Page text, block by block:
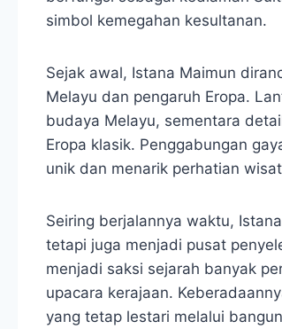
simbol kemegahan kesultanan.
Sejak awal, Istana Maimun
Melayu dan pengaruh Eropa.
budaya Melayu, sementara
Eropa klasik. Penggabungan
unik dan menarik perhatian
Seiring berjalannya waktu,
tetapi juga menjadi pusat
menjadi saksi sejarah banyak
upacara kerajaan.
yang tetap lestari melalui